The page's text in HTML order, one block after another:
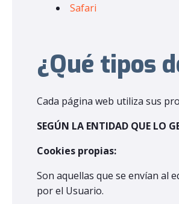
Safari
¿Qué tipos
Cada página web utiliza sus
SEGÚN LA ENTIDAD QUE LO
Cookies propias:
Son aquellas que se envían al
por el Usuario.